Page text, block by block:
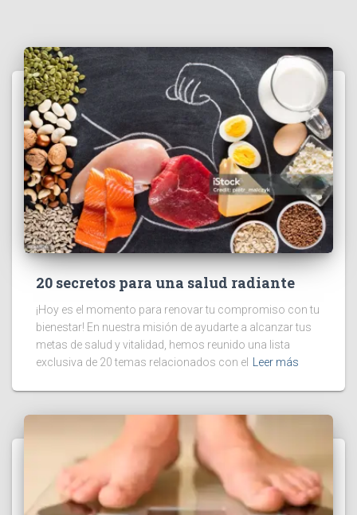
20 secretos para una salud radiante
¡Hoy es el momento para renovar tu compromiso con tu
bienestar! En nuestra misión de ayudarte a alcanzar tus
metas de salud y vitalidad, hemos reunido una lista
exclusiva de 20 temas relacionados con el
Leer más